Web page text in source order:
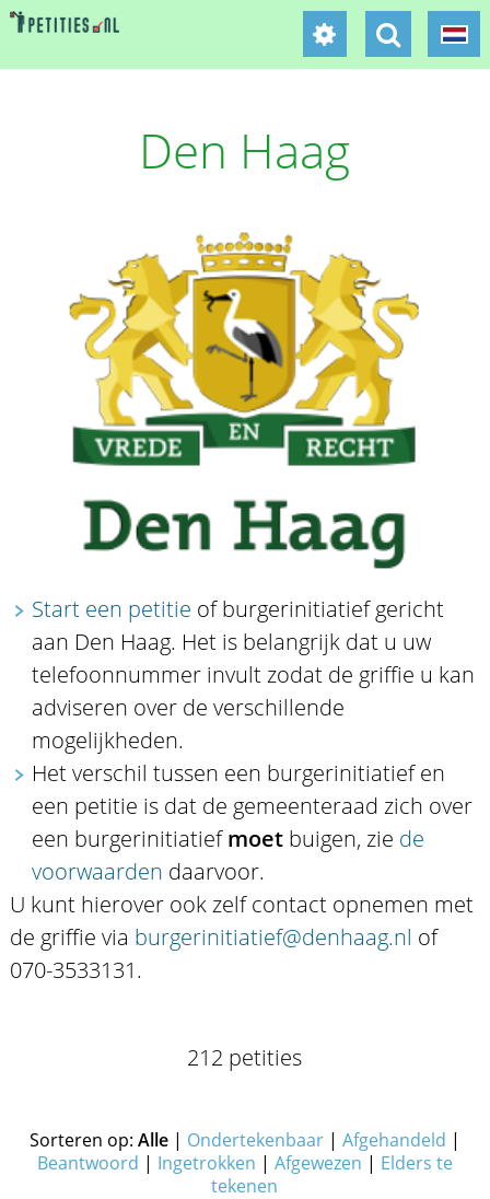
Den Haag
Start een petitie of burgerinitiatief gericht
aan Den Haag. Het is belangrijk dat u uw
telefoonnummer invult zodat de griffie u kan
adviseren over de verschillende
mogelijkheden.
Het verschil tussen een burgerinitiatief en
een petitie is dat de gemeenteraad zich over
een burgerinitiatiefmoetbuigen, zie de
voorwaarden daarvoor.
U kunt hierover ook zelf contact opnemen met
de griffie via burgerinitiatief@denhaag.nl of
070-3533131.
212 petities
Sorteren op: Alle| Ondertekenbaar| Afgehandeld |
Beantwoord | Ingetrokken | Afgewezen | Elders te
tekenen